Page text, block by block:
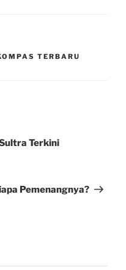
TERBARU
Terkini
Pemenangnya?